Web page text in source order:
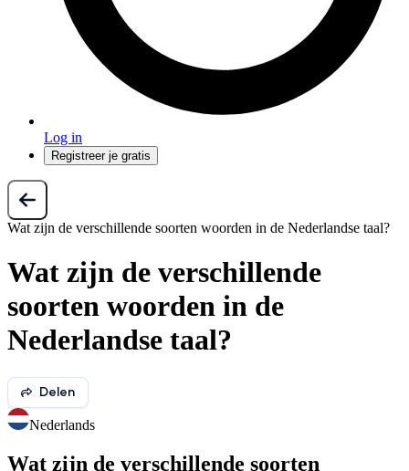
Log in
Registreer je gratis
Wat zijn de verschillende soorten woorden in de Nederlandse taal?
Wat zijn de verschillende
soorten woorden in de
Nederlandse taal?
Delen
Nederlands
Wat zijn de verschillende soorten